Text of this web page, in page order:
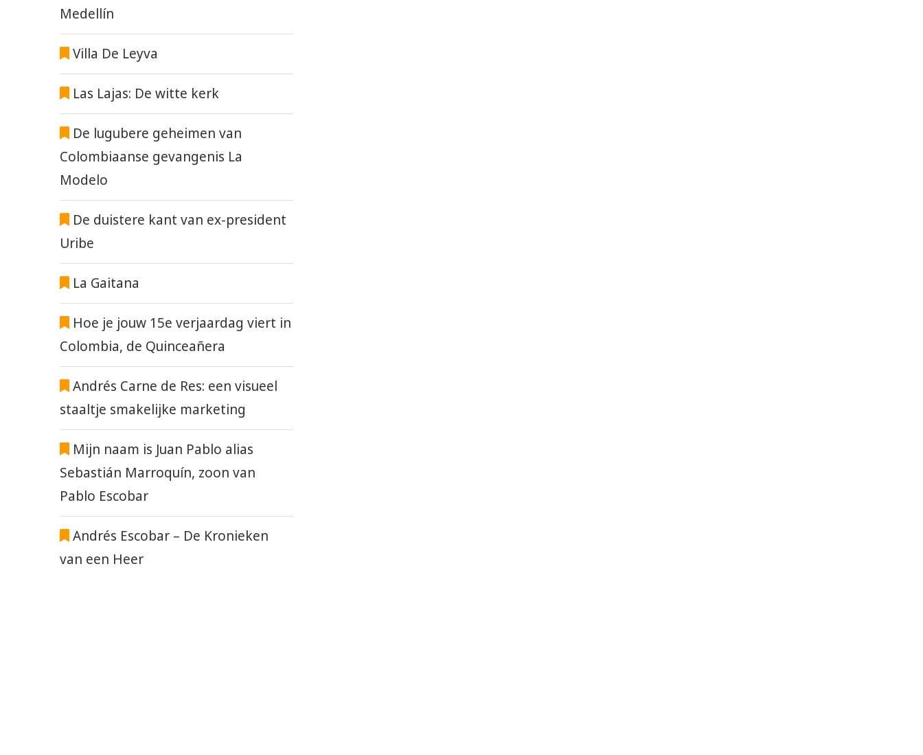
Medellín
Villa De Leyva
Las Lajas: De witte kerk
De lugubere geheimen van
Colombiaanse gevangenis La
Modelo
De duistere kant van ex-president
Uribe
La Gaitana
Hoe je jouw 15e verjaardag viert in
Colombia, de Quinceañera
Andrés Carne de Res: een visueel
staaltje smakelijke marketing
Mijn naam is Juan Pablo alias
Sebastián Marroquín, zoon van
Pablo Escobar
Andrés Escobar – De Kronieken
van een Heer